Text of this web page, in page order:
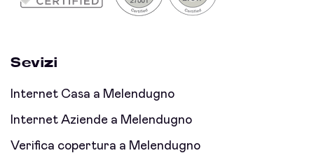
Sevizi
Internet Casa a Melendugno
Internet Aziende a Melendugno
Verifica copertura a Melendugno